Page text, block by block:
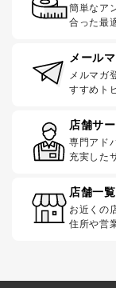
簡単なア
合った最
メール
メルマガ
すすめト
店舗サ
専門アド
充実した
店舗一覧
お近くの
住所や営